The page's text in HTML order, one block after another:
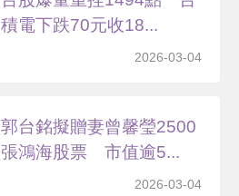
積電下跌70元收18...
2026-03-04
郭台銘擬贈妻曾馨瑩2500
張鴻海股票 市值逾5...
2026-03-04